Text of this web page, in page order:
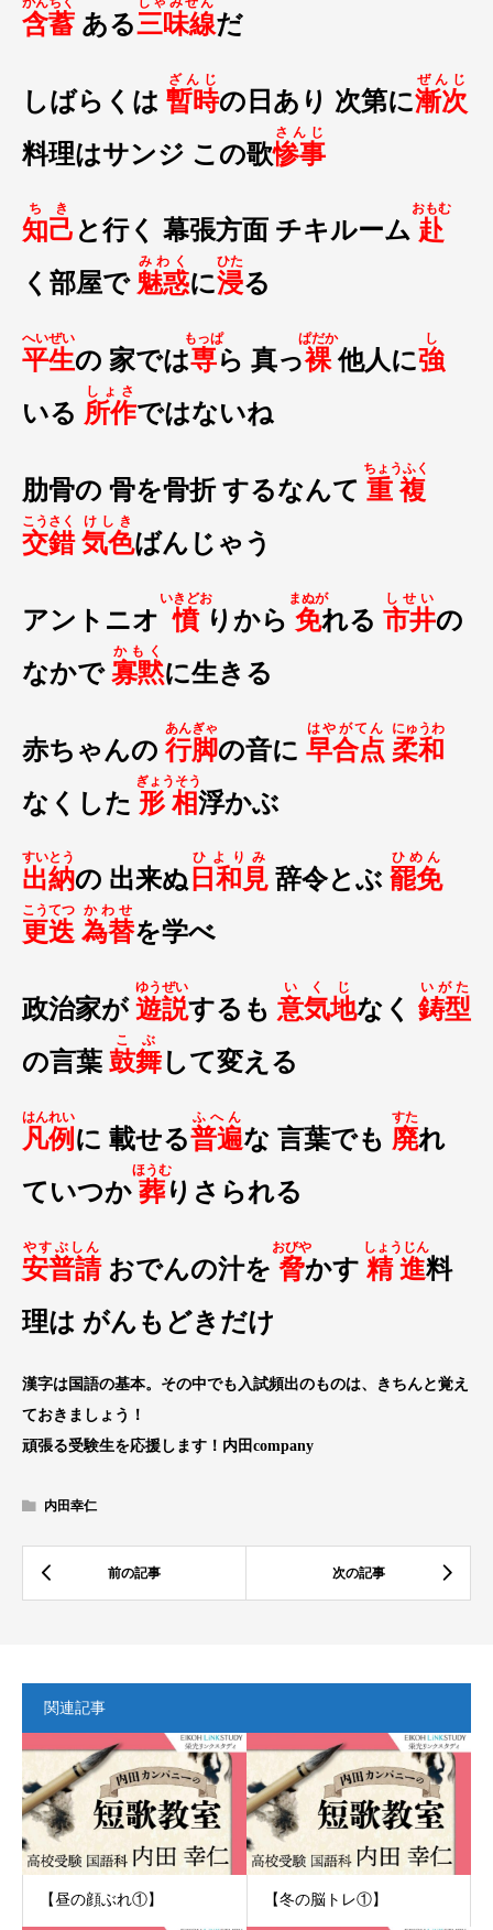
含蓄 ある三味線だ
しばらくは 暫時
ざんじ
の日あり 次第に漸次
ぜんじ
料理はサンジ この歌惨事
さんじ
知己
ちき
と行く 幕張方面 チキルーム 赴
おもむ
く部屋で 魅惑
みわく
に浸
ひた
る
平生
へいぜい
の 家では専
もっぱ
ら 真っ裸
ぱだか
他人に強
し
いる 所作
しょさ
ではないね
肋骨の 骨を骨折 するなんて 重複
ちょうふく
交錯
こうさく
気色
けしき
ばんじゃう
アントニオ 憤
いきどお
りから 免
まぬが
れる 市井
しせい
の
なかで寡黙
かもく
に生きる
赤ちゃんの 行脚
あんぎゃ
の音に 早合点
はやがてん
柔和
にゅうわ
なくした 形相
ぎょうそう
浮かぶ
出納
すいとう
の 出来ぬ 日和見
ひよりみ
辞令とぶ 罷免
ひめん
更迭
こうてつ
為替
かわせ
を学べ
政治家が遊説
ゆうぜい
するも 意気地
いくじ
なく 鋳型
いがた
の言葉 鼓舞
こぶ
して変える
凡例
はんれい
に 載せる普遍
ふへん
な 言葉でも 廃
すた
れ
ていつか 葬
ほうむ
りさられる
安普請
やすぶしん
おでんの汁を 脅
おびや
かす 精進
しょうじん
料
理は がんもどきだけ
漢字は国語の基本。その中でも入試頻出のものは、きちんと覚え
ておきましょう！
頑張る受験生を応援します！内田company
内田幸仁
関連記事
【昼の顔ぶれ①】 【冬の脳トレ①】